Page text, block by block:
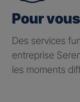
Pour
Des services
entreprise
les moments